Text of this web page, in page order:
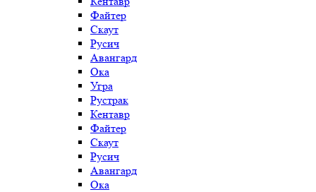
Файтер
Скаут
Русич
Авангард
Ока
Угра
Рустрак
Кентавр
Файтер
Скаут
Русич
Авангард
Ока